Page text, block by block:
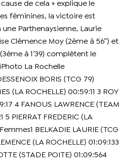
de cela » explique le
féminines, la victoire est
Parthenaysienne, Laurie
Clémence Moy (2ème à 56’’) et
à 1’39) complètent le
La Rochelle
BORIS (TCG 79)
(LA ROCHELLE) 00:59:11 3 ROY
4 FANOUS LAWRENCE (TEAM
5 PIERRAT FREDERIC (LA
BELKADIE LAURIE (TCG
(LA ROCHELLE) 01:09:133
(STADE POITE) 01:09:564